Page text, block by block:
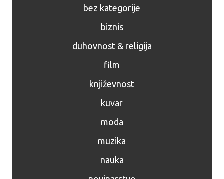
bez kategorije
biznis
duhovnost & religija
film
književnost
kuvar
moda
muzika
nauka